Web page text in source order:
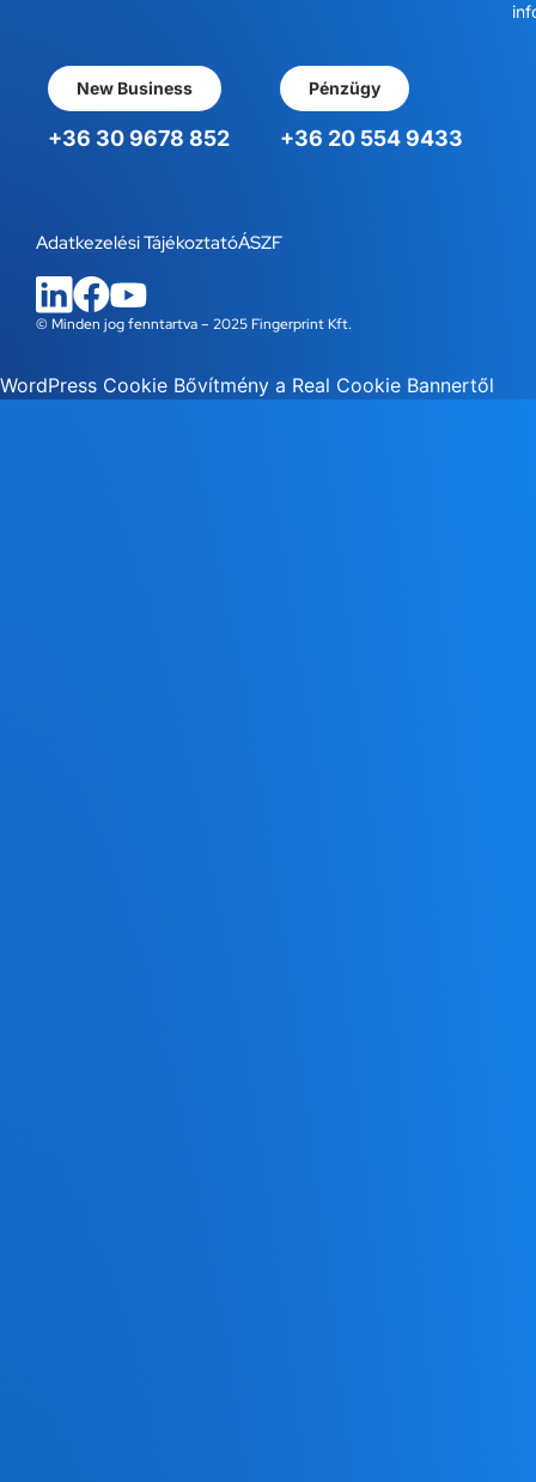
New Business
+36 30 9678 852
Pénzügy
+36 20 554 9433
© Minden jog fenntartva – 2025 Fingerprint Kft.
Adatkezelési TájékoztatóÁSZF
WordPress Cookie Bővítmény a Real Cookie Bannertől